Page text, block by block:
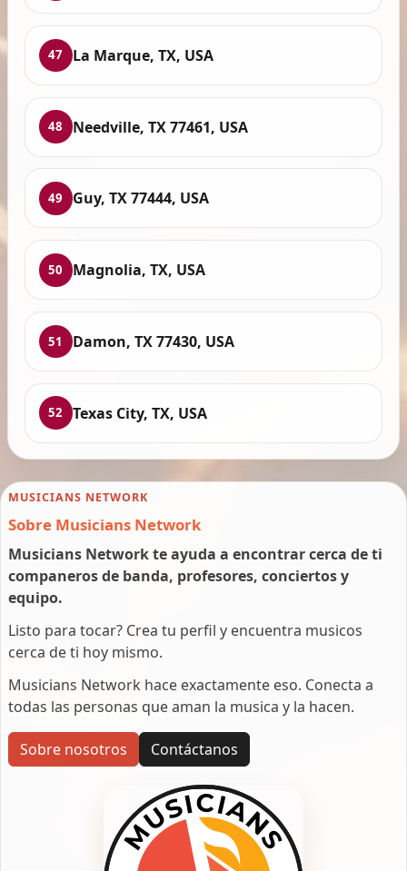
47 La Marque, TX, USA
48 Needville, TX 77461, USA
49 Guy, TX 77444, USA
50 Magnolia, TX, USA
51 Damon, TX 77430, USA
52 Texas City, TX, USA
MUSICIANS NETWORK
Sobre Musicians Network
Musicians Network te ayuda a encontrar cerca de ti
companeros de banda, profesores, conciertos y
equipo.
Listo para tocar? Crea tu perfil y encuentra musicos
cerca de ti hoy mismo.
Musicians Network hace exactamente eso. Conecta a
todas las personas que aman la musica y la hacen.
Sobre nosotros Contáctanos